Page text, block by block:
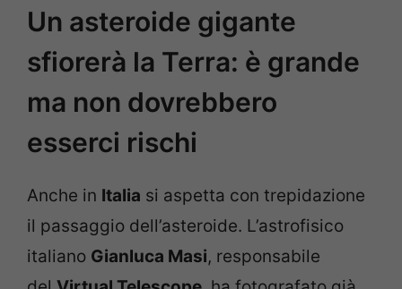
Un asteroide gigante
sfiorerà la Terra: è grande
ma non dovrebbero
esserci rischi
Anche in Italia si aspetta con trepidazione
il passaggio dell’asteroide. L’astrofisico
italiano Gianluca Masi, responsabile